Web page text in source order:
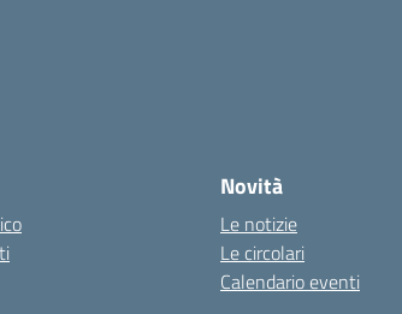
Novità
Le notizie
Le circolari
Calendario eventi